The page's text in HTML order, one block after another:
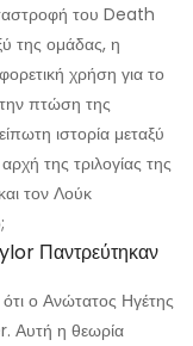
του Death
της ομάδας, η
χρήση για το
πτώση της
ιστορία μεταξύ
της τριλογίας της
τον Λούκ
Παντρεύτηκαν
ο Ανώτατος Ηγέτης
Αυτή η θεωρία